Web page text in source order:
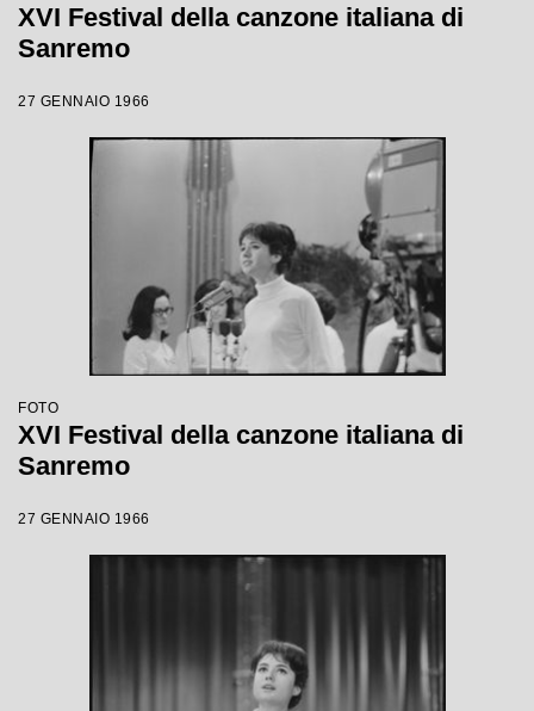
XVI Festival della canzone italiana di
Sanremo
27 GENNAIO 1966
FOTO
XVI Festival della canzone italiana di
Sanremo
27 GENNAIO 1966